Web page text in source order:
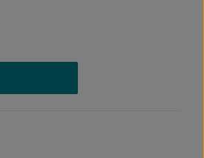
introduce la cantidad